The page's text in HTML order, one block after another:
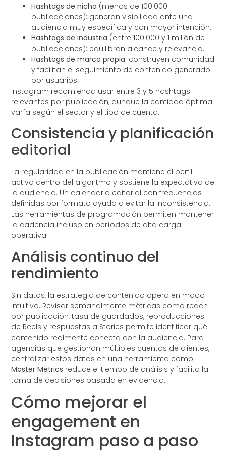
Hashtags de nicho (menos de 100.000
publicaciones): generan visibilidad ante una
audiencia muy específica y con mayor intención.
Hashtags de industria (entre 100.000 y 1 millón de
publicaciones): equilibran alcance y relevancia.
Hashtags de marca propia: construyen comunidad
y facilitan el seguimiento de contenido generado
por usuarios.
Instagram recomienda usar entre 3 y 5 hashtags
relevantes por publicación, aunque la cantidad óptima
varía según el sector y el tipo de cuenta.
Consistencia y planificación
editorial
La regularidad en la publicación mantiene el perfil
activo dentro del algoritmo y sostiene la expectativa de
la audiencia. Un calendario editorial con frecuencias
definidas por formato ayuda a evitar la inconsistencia.
Las herramientas de programación permiten mantener
la cadencia incluso en períodos de alta carga
operativa.
Análisis continuo del
rendimiento
Sin datos, la estrategia de contenido opera en modo
intuitivo. Revisar semanalmente métricas como reach
por publicación, tasa de guardados, reproducciones
de Reels y respuestas a Stories permite identificar qué
contenido realmente conecta con la audiencia. Para
agencias que gestionan múltiples cuentas de clientes,
centralizar estos datos en una herramienta como
Master Metrics reduce el tiempo de análisis y facilita la
toma de decisiones basada en evidencia.
Cómo mejorar el
engagement en
Instagram paso a paso